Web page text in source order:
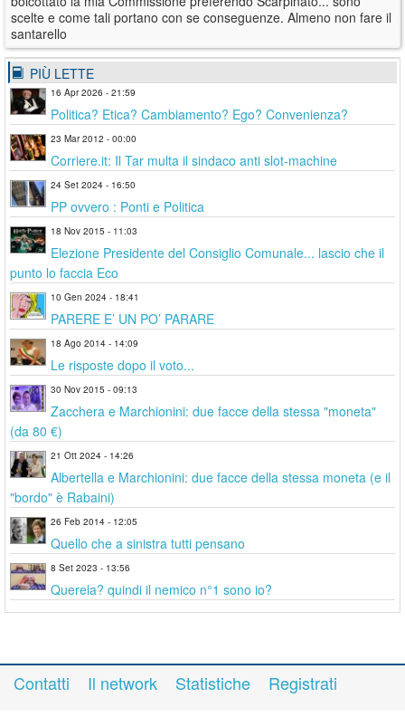
scelte e come tali portano con se conseguenze. Almeno non fare il
santarello
PIÙ LETTE
16 Apr 2026 - 21:59
Politica? Etica? Cambiamento? Ego? Convenienza?
23 Mar 2012 - 00:00
Corriere.it: Il Tar multa il sindaco anti slot-machine
24 Set 2024 - 16:50
PP ovvero : Ponti e Politica
18 Nov 2015 - 11:03
Elezione Presidente del Consiglio Comunale... lascio che il
punto lo faccia Eco
10 Gen 2024 - 18:41
PARERE E’ UN PO’ PARARE
18 Ago 2014 - 14:09
Le risposte dopo il voto...
30 Nov 2015 - 09:13
Zacchera e Marchionini: due facce della stessa "moneta"
(da 80 €)
21 Ott 2024 - 14:26
Albertella e Marchionini: due facce della stessa moneta (e il
"bordo" è Rabaini)
26 Feb 2014 - 12:05
Quello che a sinistra tutti pensano
8 Set 2023 - 13:56
Querela? quindi il nemico n°1 sono io?
Contatti Il network Statistiche
Registrati